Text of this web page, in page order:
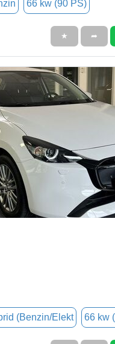
66 kw (90 PS)
★ ➦
(Benzin/Elekt 66 kw